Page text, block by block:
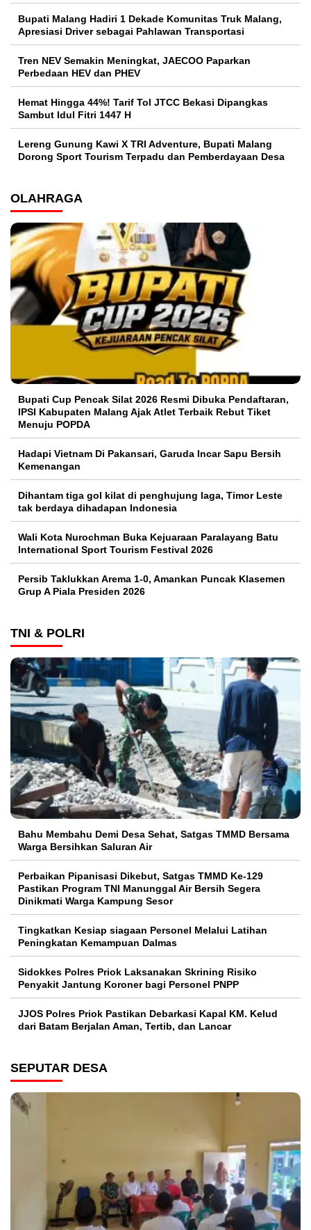
Bupati Malang Hadiri 1 Dekade Komunitas Truk Malang,
Apresiasi Driver sebagai Pahlawan Transportasi
Tren NEV Semakin Meningkat, JAECOO Paparkan
Perbedaan HEV dan PHEV
Hemat Hingga 44%! Tarif Tol JTCC Bekasi Dipangkas
Sambut Idul Fitri 1447 H
Lereng Gunung Kawi X TRI Adventure, Bupati Malang
Dorong Sport Tourism Terpadu dan Pemberdayaan Desa
OLAHRAGA
Bupati Cup Pencak Silat 2026 Resmi Dibuka Pendaftaran,
IPSI Kabupaten Malang Ajak Atlet Terbaik Rebut Tiket
Menuju POPDA
Hadapi Vietnam Di Pakansari, Garuda Incar Sapu Bersih
Kemenangan
Dihantam tiga gol kilat di penghujung laga, Timor Leste
tak berdaya dihadapan Indonesia
Wali Kota Nurochman Buka Kejuaraan Paralayang Batu
International Sport Tourism Festival 2026
Persib Taklukkan Arema 1-0, Amankan Puncak Klasemen
Grup A Piala Presiden 2026
TNI & POLRI
Bahu Membahu Demi Desa Sehat, Satgas TMMD Bersama
Warga Bersihkan Saluran Air
Perbaikan Pipanisasi Dikebut, Satgas TMMD Ke-129
Pastikan Program TNI Manunggal Air Bersih Segera
Dinikmati Warga Kampung Sesor
Tingkatkan Kesiap siagaan Personel Melalui Latihan
Peningkatan Kemampuan Dalmas
Sidokkes Polres Priok Laksanakan Skrining Risiko
Penyakit Jantung Koroner bagi Personel PNPP
JJOS Polres Priok Pastikan Debarkasi Kapal KM. Kelud
dari Batam Berjalan Aman, Tertib, dan Lancar
SEPUTAR DESA